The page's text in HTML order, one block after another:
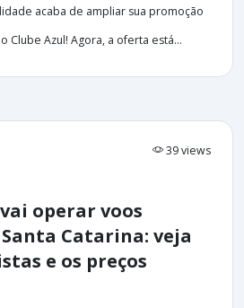
acaba de ampliar sua promoção
Clube Azul! Agora, a oferta está...
39 views
operar voos
Catarina: veja
e os preços